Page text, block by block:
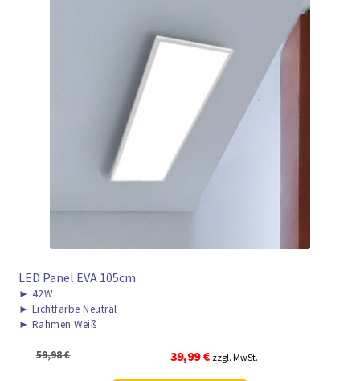
LED Panel EVA 105cm
► 42W
► Lichtfarbe Neutral
► Rahmen Weiß
59,98€
Ursprünglicher
39,99€Aktueller
zzgl. MwSt.